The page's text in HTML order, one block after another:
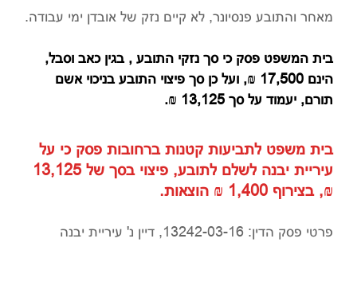
מאחר והתובע פנסיונר, לא קיים נזק של אובדן ימי עבודה.
בית המשפט פסק כי סך נזקי התובע , בגין כאב וסבל,
הינם 17,500 ₪, ועל כן סך פיצוי התובע בניכוי אשם
תורם, יעמוד על סך 13,125 ₪.
בית משפט לתביעות קטנות ברחובות פסק כי על
עיריית יבנה לשלם לתובע, פיצוי בסך של 13,125
₪, בצירוף 1,400 ₪ הוצאות.
פרטי פסק הדין: 13242-03-16, דיין נ' עיריית יבנה